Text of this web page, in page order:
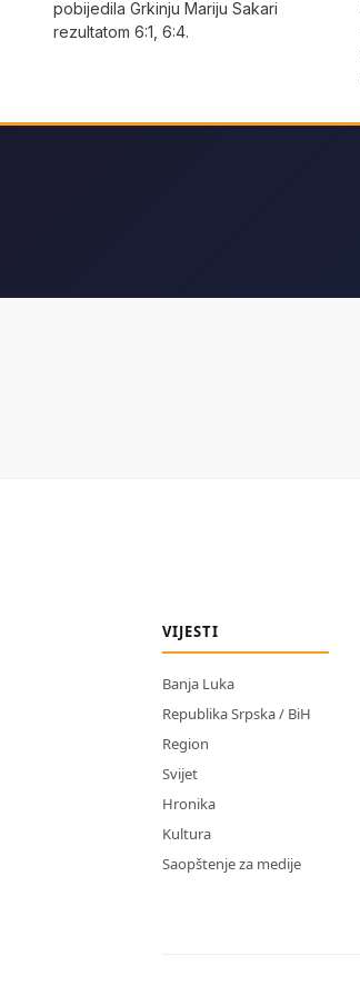
pobijedila Grkinju Mariju Sakari
rezultatom 6:1, 6:4.
VIJESTI
Banja Luka
Republika Srpska / BiH
Region
Svijet
Hronika
Kultura
Saopštenje za medije